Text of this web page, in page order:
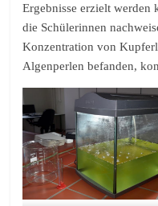
Ergebnisse erzielt werden
die Schülerinnen
Konzentration von
Algenperlen befanden,